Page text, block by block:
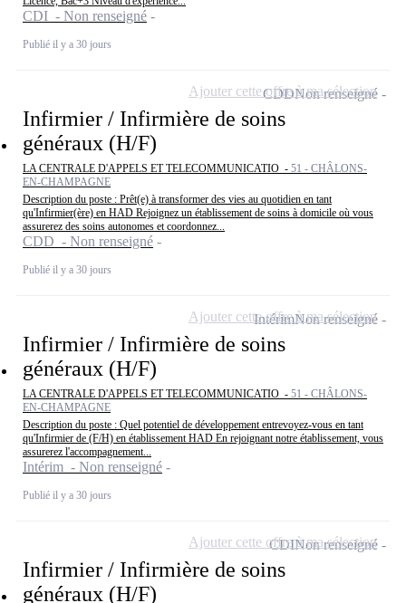
CDI - Non renseigné
Publié il y a 30 jours
Infirmier / Infirmière de soins
généraux (H/F)
LA CENTRALE D'APPELS ET TELECOMMUNICATIO - 51 - CHÂLONS-
EN-CHAMPAGNE
Description du poste : Prêt(e) à transformer des vies au quotidien en tant
qu'Infirmier(ère) en HAD Rejoignez un établissement de soins à domicile où vous
assurerez des soins autonomes et coordonnez...
CDD - Non renseigné
Publié il y a 30 jours
CDDNon renseigné
Ajouter cette offre à ma sélection
Infirmier / Infirmière de soins
généraux (H/F)
LA CENTRALE D'APPELS ET TELECOMMUNICATIO - 51 - CHÂLONS-
EN-CHAMPAGNE
Description du poste : Quel potentiel de développement entrevoyez-vous en tant
qu'Infirmier de (F/H) en établissement HAD En rejoignant notre établissement, vous
assurerez l'accompagnement...
Intérim - Non renseigné
Publié il y a 30 jours
IntérimNon renseigné
Ajouter cette offre à ma sélection
Infirmier / Infirmière de soins
généraux (H/F)
CDINon renseigné
Ajouter cette offre à ma sélection